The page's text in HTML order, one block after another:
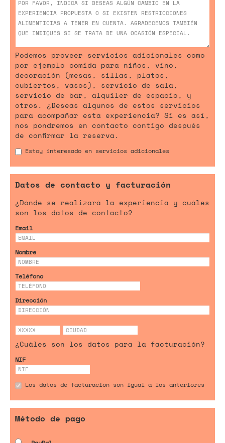
Podemos proveer servicios adicionales como
por ejemplo comida para niños, vino,
decoración (mesas, sillas, platos,
cubiertos, vasos), servicio de sala,
servicio de bar, alquiler de espacio, y
otros. ¿Deseas algunos de estos servicios
para acompañar esta experiencia? Si es así,
nos pondremos en contacto contigo después
de confirmar la reserva.
Estoy interesado en servicios adicionales
Datos de contacto y facturación
¿Dónde se realizará la experiencia y cuáles
son los datos de contacto?
Email
Nombre
Teléfono
Dirección
¿Cuáles son los datos para la facturación?
NIF
Los datos de facturación son igual a los anteriores
Método de pago